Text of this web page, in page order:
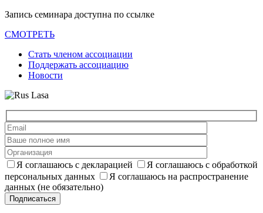
Запись семинара доступна по ссылке
СМОТРЕТЬ
Стать членом ассоциации
Поддержать ассоциацию
Новости
Я соглашаюсь с декларацией
Я соглашаюсь с обработкой
персональных данных
Я соглашаюсь на распространение
данных (не обязательно)
Подписаться